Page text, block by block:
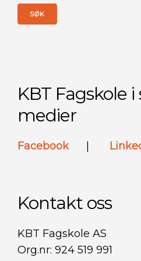
KBT Fagskole i
medier
Facebook
Kontakt oss
KBT Fagskole AS
Org.nr: 924 519 991